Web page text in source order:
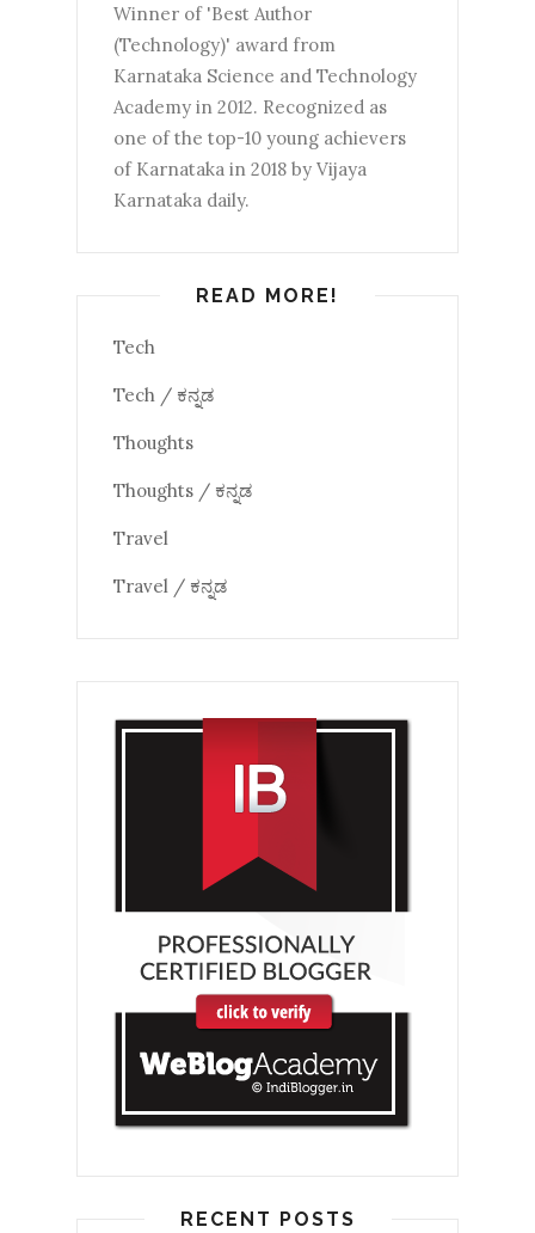
Winner of 'Best Author
(Technology)' award from
Karnataka Science and Technology
Academy in 2012. Recognized as
one of the top-10 young achievers
of Karnataka in 2018 by Vijaya
Karnataka daily.
READ MORE!
Tech
Tech / ಕನ್ನಡ
Thoughts
Thoughts / ಕನ್ನಡ
Travel
Travel / ಕನ್ನಡ
RECENT POSTS